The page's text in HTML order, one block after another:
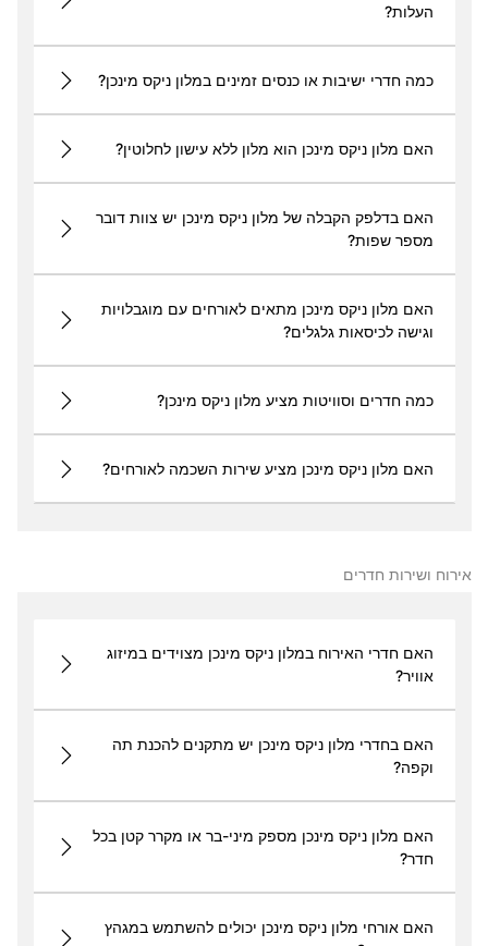
העלות?
כמה חדרי ישיבות או כנסים זמינים במלון ניקס מינכן?
האם מלון ניקס מינכן הוא מלון ללא עישון לחלוטין?
האם בדלפק הקבלה של מלון ניקס מינכן יש צוות דובר
מספר שפות?
האם מלון ניקס מינכן מתאים לאורחים עם מוגבלויות
וגישה לכיסאות גלגלים?
כמה חדרים וסוויטות מציע מלון ניקס מינכן?
האם מלון ניקס מינכן מציע שירות השכמה לאורחים?
אירוח ושירות חדרים
האם חדרי האירוח במלון ניקס מינכן מצוידים במיזוג
אוויר?
האם בחדרי מלון ניקס מינכן יש מתקנים להכנת תה
וקפה?
האם מלון ניקס מינכן מספק מיני-בר או מקרר קטן בכל
חדר?
האם אורחי מלון ניקס מינכן יכולים להשתמש במגהץ